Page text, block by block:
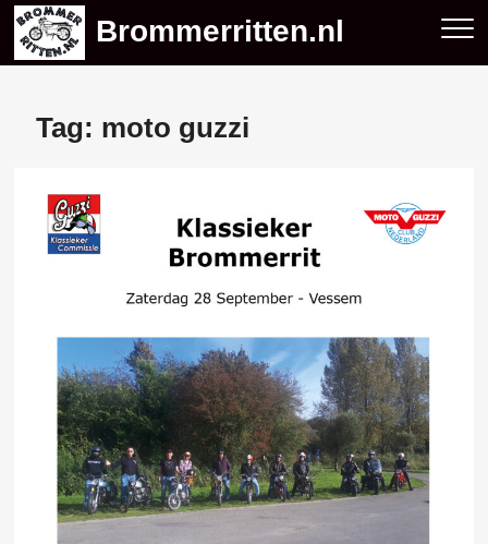
Skip
content
Brommerritten.nl
Tag: moto guzzi